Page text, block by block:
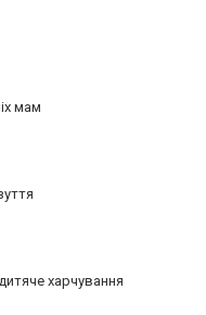
мам
харчування